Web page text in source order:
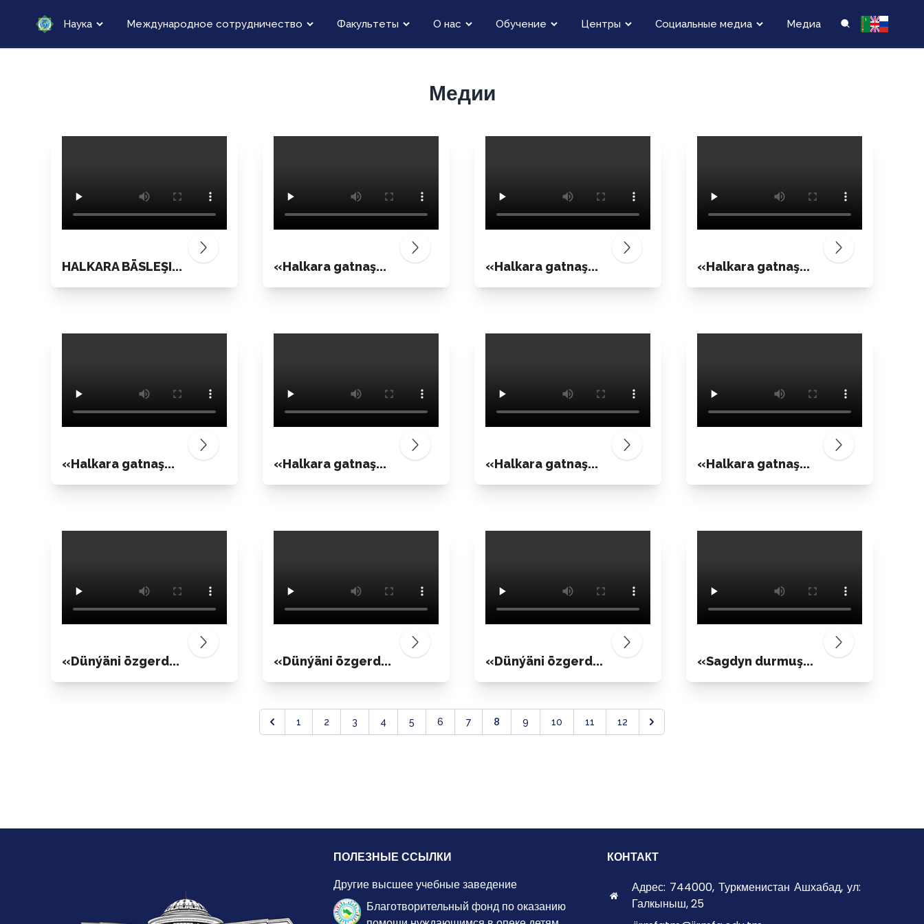
Наука Международное сотрудничество Факультеты О нас Обучение Центры Социальные медиа Медиа
Медии
HALKARA BÄSLEŞI... «Halkara gatnaş... «Halkara gatnaş... «Halkara gatnaş...
«Halkara gatnaş... «Halkara gatnaş... «Halkara gatnaş... «Halkara gatnaş...
«Dünýäni özgerd... «Dünýäni özgerd... «Dünýäni özgerd... «Sagdyn durmuş...
1 2 3 4 5 6 7 8 9 10 11 12
ПОЛЕЗНЫЕ ССЫЛКИ
Другие высшее учебные заведение
Благотворительный фонд по оказанию
КОНТАКТ
Адрес: 744000, Туркменистан Ашхабад, ул:
Галкыныш, 25